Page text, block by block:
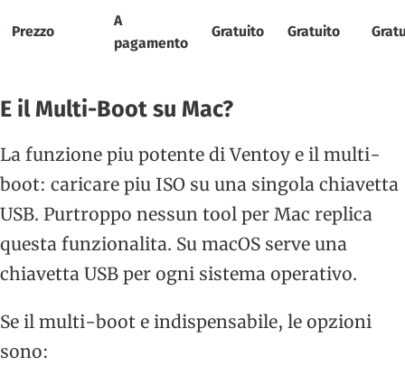
Prezzo
A
pagamento
Gratuito Gratuito
E il Multi-Boot su Mac?
La funzione piu potente di Ventoy e il multi-
boot: caricare piu ISO su una singola chiavetta
USB. Purtroppo nessun tool per Mac replica
questa funzionalita. Su macOS serve una
chiavetta USB per ogni sistema operativo.
Se il multi-boot e indispensabile, le opzioni
sono: